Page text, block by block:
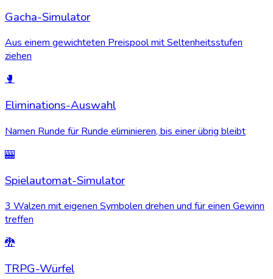
Gacha-Simulator
Aus einem gewichteten Preispool mit Seltenheitsstufen
ziehen
🥊
Eliminations-Auswahl
Namen Runde für Runde eliminieren, bis einer übrig bleibt
🎰
Spielautomat-Simulator
3 Walzen mit eigenen Symbolen drehen und für einen Gewinn
treffen
🐉
TRPG-Würfel